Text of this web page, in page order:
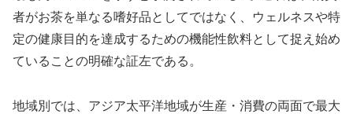
者がお茶を単なる嗜好品としてではなく、ウェルネスや特
定の健康目的を達成するための機能性飲料として捉え始め
ていることの明確な証左である。
地域別では、アジア太平洋地域が生産・消費の両面で最大